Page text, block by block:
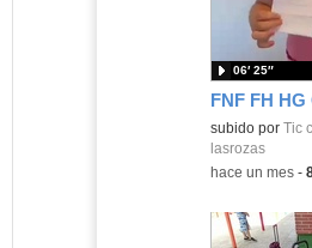
FNF FH HG
Contenido
subido por
Tic
lasrozas
06′ 25″
-hace un mes-